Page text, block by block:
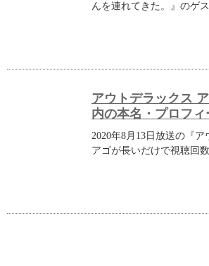
んを連れてきた。』のゲ
アウトデラックス
内の本名・プロフ
2020年8月13日放送の『ア
アゴが長いだけで視聴回